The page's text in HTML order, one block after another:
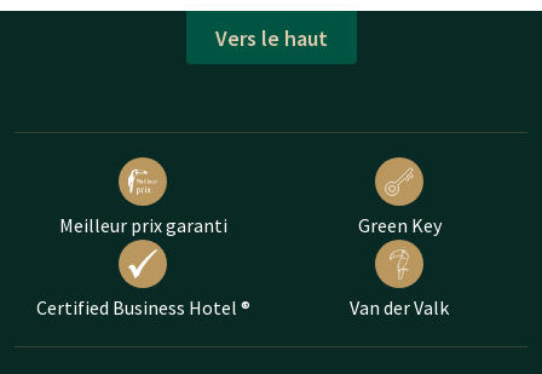
Vers le haut
Meilleur prix garanti Green Key
Certified Business Hotel ® Van der Valk